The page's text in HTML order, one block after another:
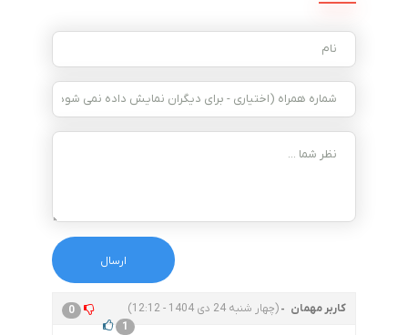
کاربر مهمان (چهار شنبه 24 دی 1404 - 12:12)
0
1